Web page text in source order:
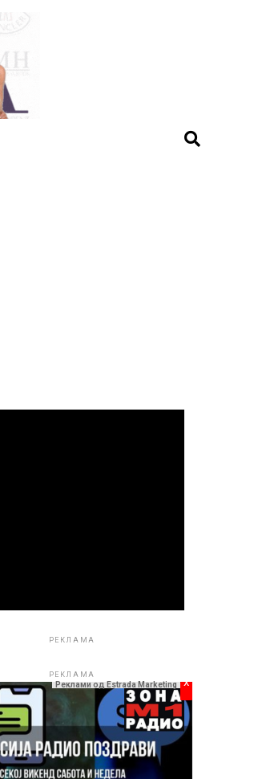
РЕКЛАМА
РЕКЛАМА
Реклами од Estrada Marketing x